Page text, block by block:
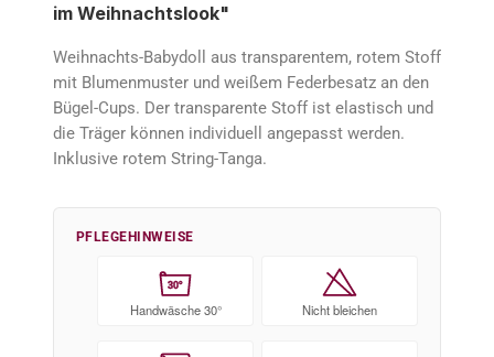
im Weihnachtslook"
Weihnachts-Babydoll aus transparentem, rotem Stoff
mit Blumenmuster und weißem Federbesatz an den
Bügel-Cups. Der transparente Stoff ist elastisch und
die Träger können individuell angepasst werden.
Inklusive rotem String-Tanga.
PFLEGEHINWEISE
30°
Handwäsche 30° Nicht bleichen